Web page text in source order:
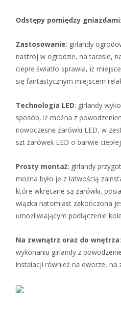
Odstępy pomiędzy gniazdami
Zastosowanie: girlandy
nastrój w ogrodzie, na tarasie,
ciepłe światło sprawia, iż
się fantastycznym miejscem
Technologia LED: girlandy
sposób, iż można z
nowoczesne żarówki LED, w
szt żarówek LED o barwie
Prosty montaż: girlandy
można było je z łatwością
które wkręcane są żarówki,
wiązka natomiast zakończona
umożliwiającym podłączenie
Na zewnątrz oraz do wnętrza
wykonaniu girlandy z
instalacji również na dworze, na